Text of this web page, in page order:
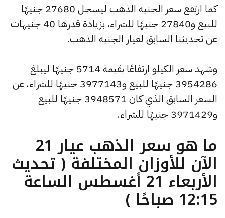
كما ارتفع سعر الجنيه الذهب ليسجل 27680 جنيهًا
للبيع و27840 جنيهًا للشراء، بزيادة قدرها 40 جنيهات
عن تحديثنا السابق لعيار الجنيه الذهب.
وشهد سعر الكيلو ارتفاعًا بقيمة 5714 جنيهًا ليبلغ
3954286 جنيهًا للبيع و3977143 جنيهًا للشراء، عن
السعر السابق الذي كان 3948571 جنيهًا للبيع
و3971429 جنيهًا للشراء.
ما هو سعر الذهب عيار 21
الآن للأوزان المختلفة ( تحديث
الأربعاء 21 أغسطس الساعة
12:15 صباحًا )